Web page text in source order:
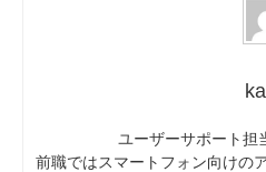
ユーザーサポート担
前職ではスマートフォン向けの